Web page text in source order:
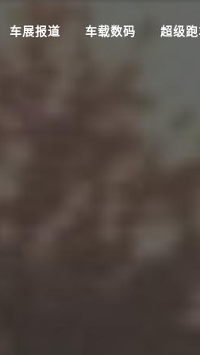
车展报道 车载数码 超级